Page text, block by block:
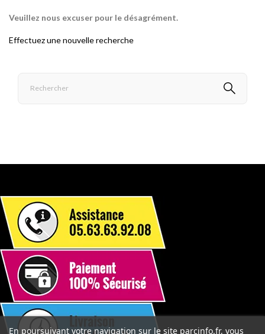
Veuillez nous excuser pour le désagrément.
Effectuez une nouvelle recherche
En poursuivant votre navigation sur le site parcinfo.fr, vous